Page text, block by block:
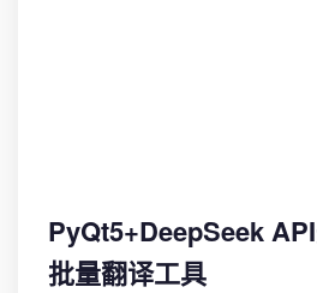
PyQt5+DeepSeek
批量翻译工具